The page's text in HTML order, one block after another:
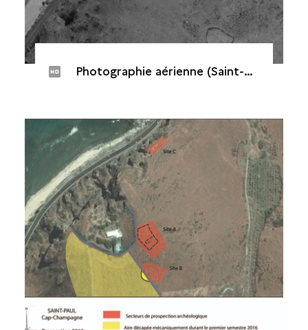
Photographie aérienne (Saint-Paul, Cap Champagne, 1950)